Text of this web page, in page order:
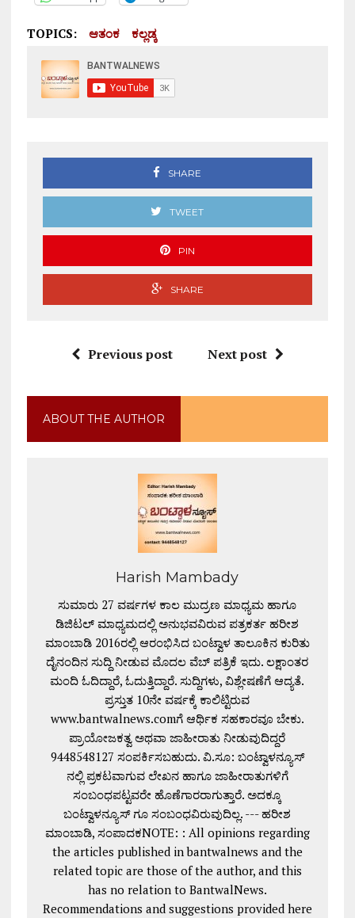
TOPICS: ಆತಂಕ ಕಲ್ಲಡ್ಕ
SHARE
TWEET
PIN
SHARE
Previous post Next post
ABOUT THE AUTHOR
Harish Mambady
ಸುಮಾರು 27 ವರ್ಷಗಳ ಕಾಲ ಮುದ್ರಣ ಮಾಧ್ಯಮ ಹಾಗೂ
ಡಿಜಿಟಲ್ ಮಾಧ್ಯಮದಲ್ಲಿ ಅನುಭವವಿರುವ ಪತ್ರಕರ್ತ ಹರೀಶ
ಮಾಂಬಾಡಿ 2016ರಲ್ಲಿ ಆರಂಭಿಸಿದ ಬಂಟ್ವಾಳ ತಾಲೂಕಿನ ಕುರಿತು
ದೈನಂದಿನ ಸುದ್ದಿ ನೀಡುವ ಮೊದಲ ವೆಬ್ ಪತ್ರಿಕೆ ಇದು. ಲಕ್ಷಾಂತರ
ಮಂದಿ ಓದಿದ್ದಾರೆ, ಓದುತ್ತಿದ್ದಾರೆ. ಸುದ್ದಿಗಳು, ವಿಶ್ಲೇಷಣೆಗೆ ಆದ್ಯತೆ.
ಪ್ರಸ್ತುತ 10ನೇ ವರ್ಷಕ್ಕೆ ಕಾಲಿಟ್ಟಿರುವ
www.bantwalnews.comಗೆ ಆರ್ಥಿಕ ಸಹಕಾರವೂ ಬೇಕು.
ಪ್ರಾಯೋಜಕತ್ವ ಅಥವಾ ಜಾಹೀರಾತು ನೀಡುವುದಿದ್ದರೆ
9448548127 ಸಂಪರ್ಕಿಸಬಹುದು. ವಿ.ಸೂ: ಬಂಟ್ವಾಳನ್ಯೂಸ್
ನಲ್ಲಿ ಪ್ರಕಟವಾಗುವ ಲೇಖನ ಹಾಗೂ ಜಾಹೀರಾತುಗಳಿಗೆ
ಸಂಬಂಧಪಟ್ಟವರೇ ಹೊಣೆಗಾರರಾಗುತ್ತಾರೆ. ಅದಕ್ಕೂ
ಬಂಟ್ವಾಳನ್ಯೂಸ್ ಗೂ ಸಂಬಂಧವಿರುವುದಿಲ್ಲ. --- ಹರೀಶ
ಮಾಂಬಾಡಿ, ಸಂಪಾದಕNOTE: : All opinions regarding
the articles published in bantwalnews and the
related topic are those of the author, and this
has no relation to BantwalNews.
Recommendations and suggestions provided here